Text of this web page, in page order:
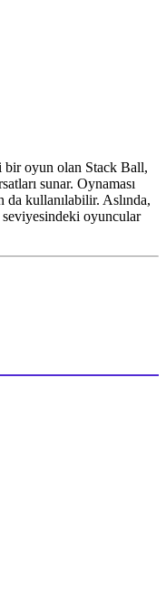
bir oyun olan Stack Ball,
sunar. Oynaması
kullanılabilir. Aslında,
seviyesindeki oyuncular